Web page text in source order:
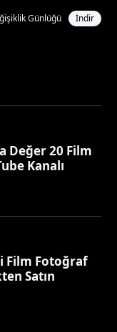
Günlüğü İndir
Değer 20 Film
Kanalı
Film Fotoğraf
Satın